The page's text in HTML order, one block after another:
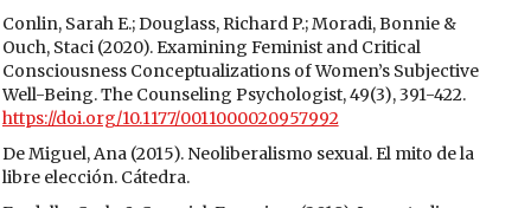
Conlin, Sarah E.; Douglass, Richard P.; Moradi, Bonnie &
Ouch, Staci (2020). Examining Feminist and Critical
Consciousness Conceptualizations of Women’s Subjective
Well-Being. The Counseling Psychologist, 49(3), 391-422.
https://doi.org/10.1177/0011000020957992
De Miguel, Ana (2015). Neoliberalismo sexual. El mito de la
libre elección. Cátedra.